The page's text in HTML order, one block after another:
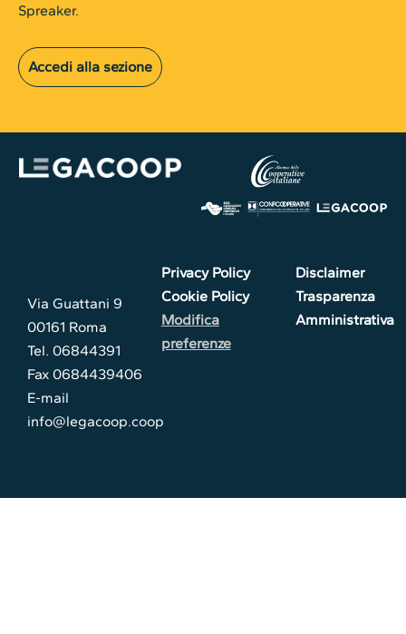
Spreaker.
Accedi alla sezione
Via Guattani 9
00161 Roma
Tel. 06844391
Fax 0684439406
E-mail
info@legacoop.coop
Privacy Policy
Cookie Policy
Modifica
preferenze
Disclaimer
Trasparenza
Amministrativa